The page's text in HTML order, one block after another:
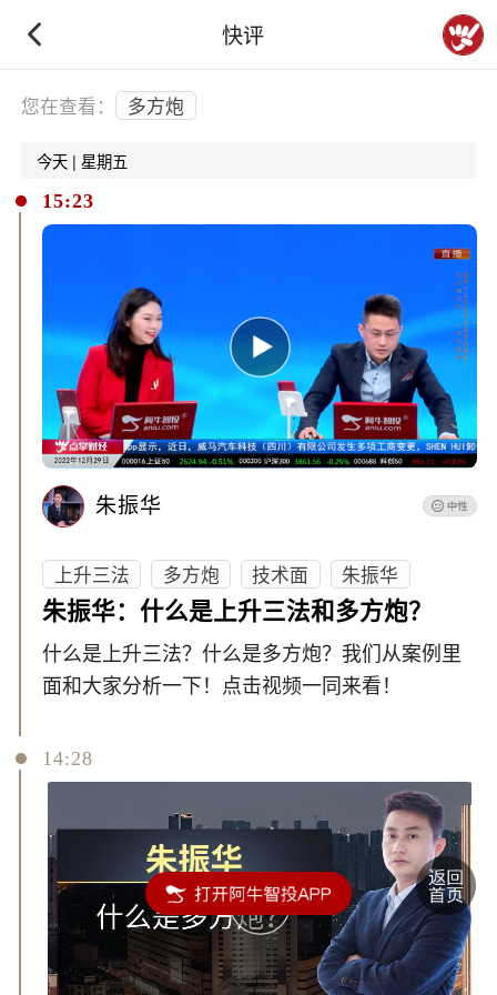
快评
下拉刷新
您在查看： 多方炮
今天 | 星期五
15:23
朱振华
上升三法 多方炮 技术面
朱振华
朱振华：什么是上升三法和多方炮？
什么是上升三法？什么是多方炮？我们从案例里
面和大家分析一下！点击视频一同来看！
14:28